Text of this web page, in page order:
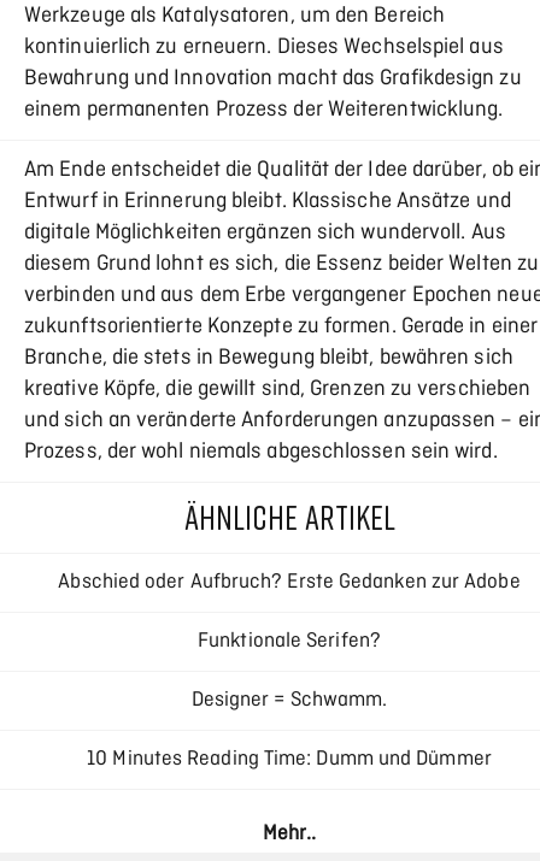
Werkzeuge als Katalysatoren, um den Bereich
kontinuierlich zu erneuern. Dieses Wechselspiel aus
Bewahrung und Innovation macht das Grafikdesign zu
einem permanenten Prozess der Weiterentwicklung.
Am Ende entscheidet die Qualität der Idee darüber, ob
Entwurf in Erinnerung bleibt. Klassische Ansätze und
digitale Möglichkeiten ergänzen sich wundervoll. Aus
diesem Grund lohnt es sich, die Essenz beider Welten zu
verbinden und aus dem Erbe vergangener Epochen
zukunftsorientierte Konzepte zu formen. Gerade in einer
Branche, die stets in Bewegung bleibt, bewähren sich
kreative Köpfe, die gewillt sind, Grenzen zu verschieben
und sich an veränderte Anforderungen anzupassen –
Prozess, der wohl niemals abgeschlossen sein wird.
ÄHNLICHE ARTIKEL
Abschied oder Aufbruch? Erste Gedanken zur Adobe
Creative Cloud
Funktionale Serifen?
Designer = Schwamm.
10 Minutes Reading Time: Dumm und Dümmer
Responsive Typography – Interview mit Oliver
Mehr..